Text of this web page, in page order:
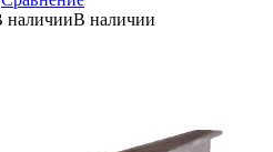
В наличии